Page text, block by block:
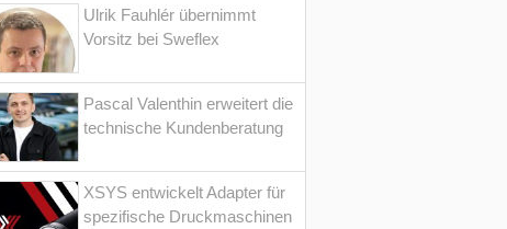
Ulrik Fauhlér übernimmt
Vorsitz bei Sweflex
Pascal Valenthin erweitert die
technische Kundenberatung
XSYS entwickelt Adapter für
spezifische Druckmaschinen